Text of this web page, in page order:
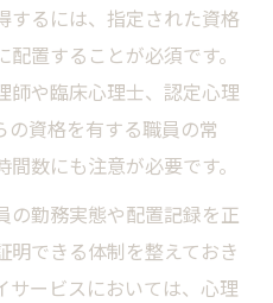
するには、指定された資格
置することが必須です。
師や臨床心理士、認定心理
の資格を有する職員の常
数にも注意が必要です。
の勤務実態や配置記録を正
明できる体制を整えておき
サービスにおいては、心理